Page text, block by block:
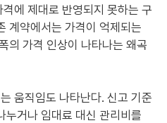
에 제대로 반영되지 못하는 구
계약에서는 가격이 억제되는
의 가격 인상이 나타나는 왜곡
움직임도 나타난다. 신고 기준
누거나 임대료 대신 관리비를